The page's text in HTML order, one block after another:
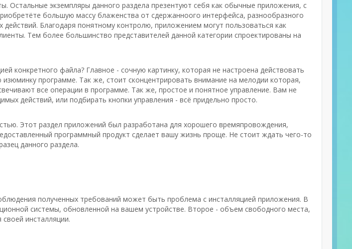
Остальные экземпляры данного раздела презентуют себя как обычные приложения, с
большую массу блаженства от сдержанноого интерфейса, разнообразного
Благодаря понятному контролю, приложением могут пользоваться как
Тем более большинство представителей данной категории спроектированы на
конкретного файла? Главное - сочную картинку, которая не настроена действовать
изюминку программе. Так же, стоит сконцентрировать внимание на мелодии которая,
все операции в программе. Так же, простое и понятное управление. Вам не
действий, или подбирать кнопки управления - всё придельно просто.
Этот раздел приложений был разработана для хорошего времяпровождения,
программный продукт сделает вашу жизнь проще. Не стоит ждать чего-то
данного раздела.
полученных требований может быть проблема с инсталляцией приложения. В
системы, обновленной на вашем устройстве. Второе - объем свободного места,
инсталляции.